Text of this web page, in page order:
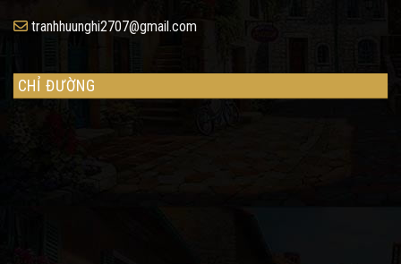
tranhhuunghi2707@gmail.com
CHỈ ĐƯỜNG